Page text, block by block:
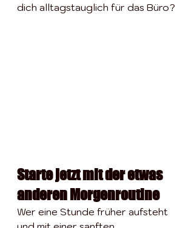
dich alltagstauglich für das Büro?
Starte jetzt mit der etwas
anderen Morgenroutine
Wer eine Stunde früher aufsteht